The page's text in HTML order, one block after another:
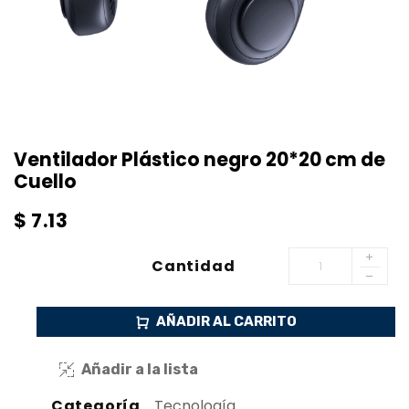
Ventilador Plástico negro 20*20 cm de
Cuello
$ 7.13
Cantidad
AÑADIR AL CARRITO
Añadir a la lista